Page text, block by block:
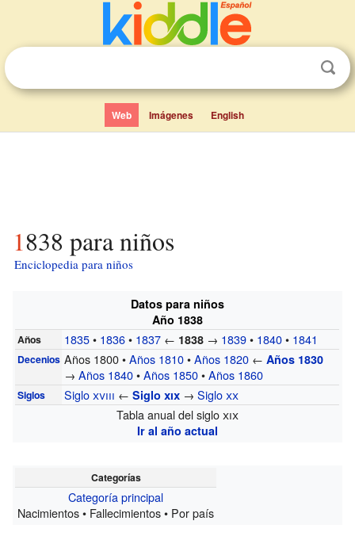
Web Imágenes English
1838 para niños
Enciclopedia para niños
Datos para niños
Año 1838
Años 1835• 1836• 1837 ← 1838 → 1839• 1840• 1841
Decenios Años 1800 •Años 1810•Años 1820 ←Años 1830
→Años 1840•Años 1850•Años 1860
Siglos Sigloxviii ←Sigloxix →Sigloxx
Tabla anual del sigloxix
Ir al año actual
Categorías
Categoría principal
Nacimientos • Fallecimientos • Por país